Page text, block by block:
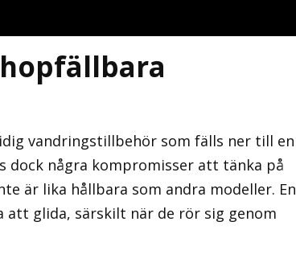
vandringstillbehör som fälls ner till en
dock några kompromisser att tänka på
är lika hållbara som andra modeller. En
att glida, särskilt när de rör sig genom